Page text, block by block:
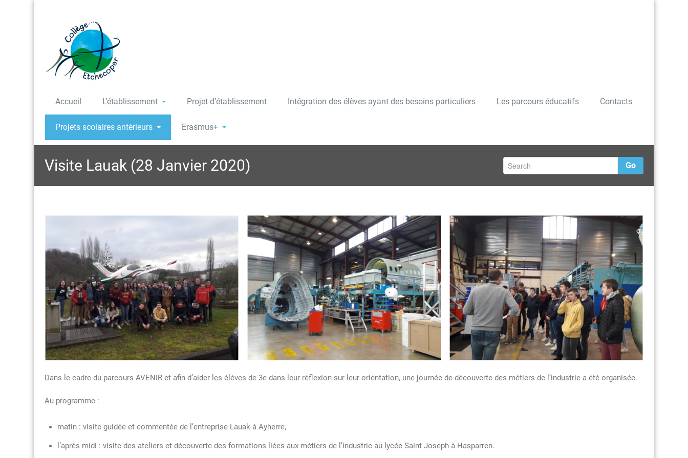
Accueil L’établissement Projet d’établissement Intégration des élèves ayant des besoins particuliers Les parcours éducatifs Contacts
Projets scolaires antérieurs Erasmus+
Visite Lauak (28 Janvier 2020) Go
Dans le cadre du parcours AVENIR et afin d’aider les élèves de 3e dans leur réflexion sur leur orientation, une journée de découverte des métiers de l’industrie a été organisée.
Au programme :
matin : visite guidée et commentée de l’entreprise Lauak à Ayherre,
l’après midi : visite des ateliers et découverte des formations liées aux métiers de l’industrie au lycée Saint Joseph à Hasparren.